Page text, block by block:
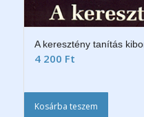
A keresztény tanítás
4 200 Ft
Kosárba teszem